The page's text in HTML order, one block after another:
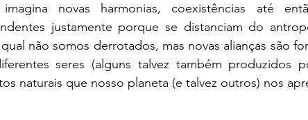
imagina novas harmonias, coexistências até
justamente porque se distanciam do
não somos derrotados, mas novas alianças são
seres (alguns talvez também produzidos
naturais que nosso planeta (e talvez outros) nos